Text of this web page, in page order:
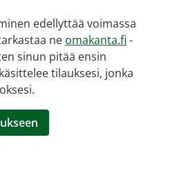
edellyttää voimassa
ne omakanta.fi -
sinun pitää ensin
tilauksesi, jonka